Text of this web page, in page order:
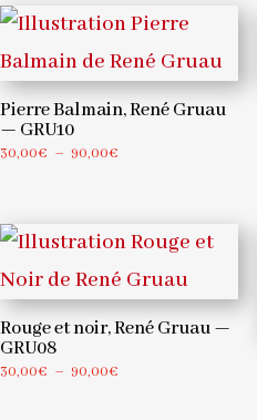
30,00€
90,00€
Pierre Balmain, René Gruau
— GRU10
30,00€ – 90,00€
à
90,00€
Rouge et noir, René Gruau —
GRU08
30,00€ – 90,00€